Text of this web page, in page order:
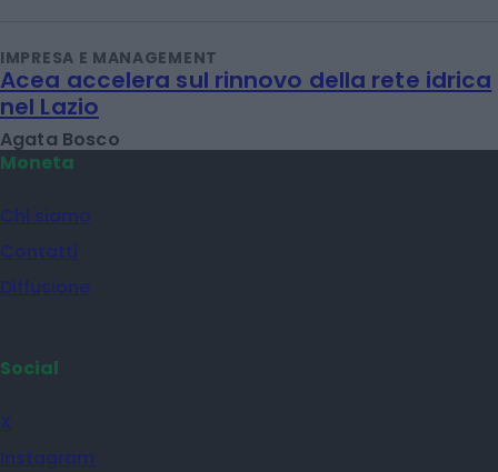
IMPRESA E MANAGEMENT
Acea accelera sul rinnovo della rete idrica
nel Lazio
Agata Bosco
Moneta
Chi siamo
Contatti
Diffusione
Social
X
Instagram